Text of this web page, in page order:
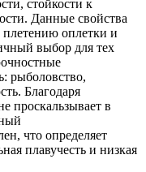
стойкости к
Данные свойства
плетению оплетки и
выбор для тех
рыболовство,
Благодаря
проскальзывает в
что определяет
плавучесть и низкая